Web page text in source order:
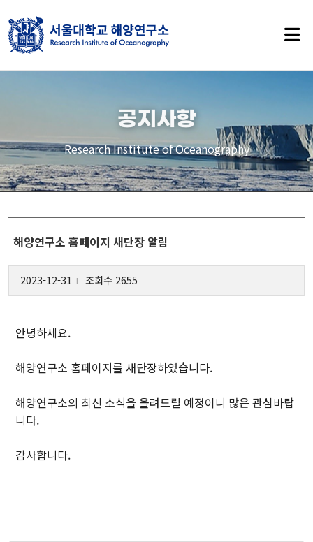
공지사항
Research Institute of Oceanography
해양연구소 홈페이지 새단장 알림
2023-12-31 조회수 2655
안녕하세요.
해양연구소 홈페이지를 새단장하였습니다.
해양연구소의 최신 소식을 올려드릴 예정이니 많은 관심바랍
니다.
감사합니다.
사이트 맵
RIO 소개
인사말
오시는길
구성원
운영위원
참여교수
연구원